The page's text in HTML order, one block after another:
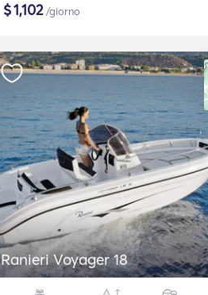
$1,102/giorno
Ranieri Voyager 18